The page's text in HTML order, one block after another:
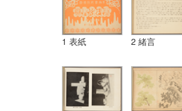
1 表紙 2 緒言